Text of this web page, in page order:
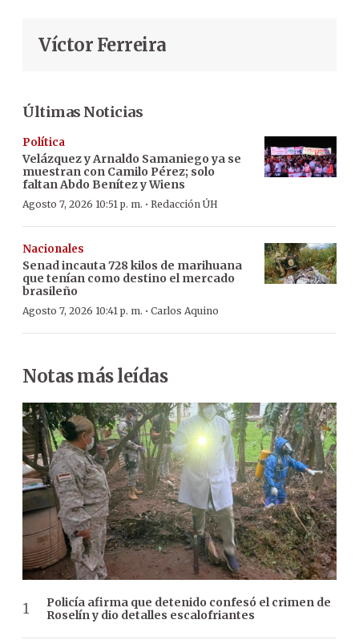
Víctor Ferreira
Últimas Noticias
Política
Velázquez y Arnaldo Samaniego ya se
muestran con Camilo Pérez; solo
faltan Abdo Benítez y Wiens
Agosto 7, 2026 10:51 p. m. · Redacción ÚH
Nacionales
Senad incauta 728 kilos de marihuana
que tenían como destino el mercado
brasileño
Agosto 7, 2026 10:41 p. m. · Carlos Aquino
Notas más leídas
Policía afirma que detenido confesó el crimen de
Roselín y dio detalles escalofriantes